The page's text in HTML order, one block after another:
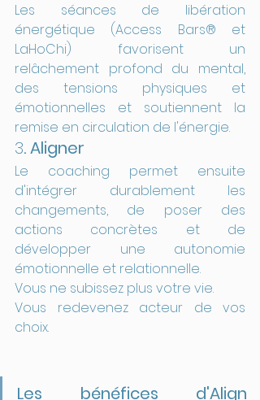
Les séances de libération
énergétique (Access Bars® et
LaHoChi) favorisent un
relâchement profond du mental,
des tensions physiques et
émotionnelles et soutiennent la
remise en circulation de l'énergie.
3. Aligner
Le coaching permet ensuite
d'intégrer durablement les
changements, de poser des
actions concrètes et de
développer une autonomie
émotionnelle et relationnelle.
Vous ne subissez plus votre vie.
Vous redevenez acteur de vos
choix.
Les bénéfices d'Align